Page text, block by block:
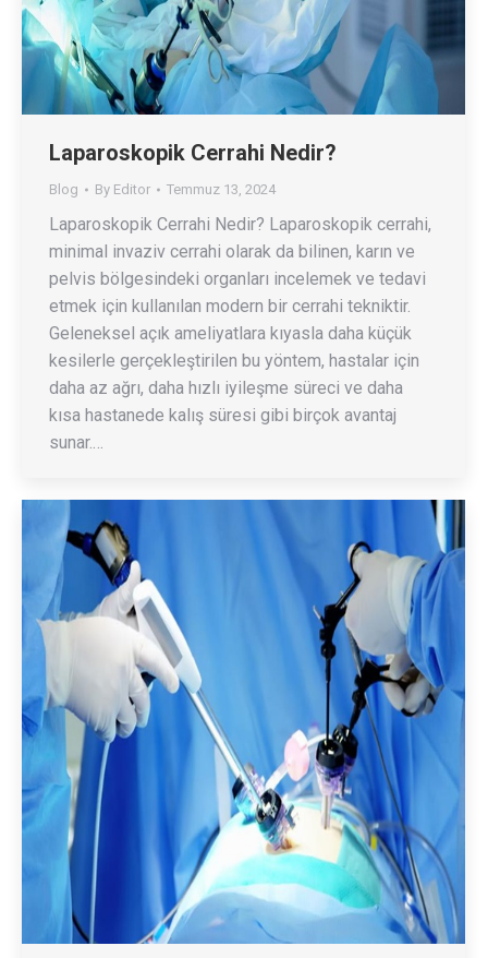
Laparoskopik Cerrahi Nedir?
Blog By Editor Temmuz 13, 2024
Laparoskopik Cerrahi Nedir? Laparoskopik cerrahi,
minimal invaziv cerrahi olarak da bilinen, karın ve
pelvis bölgesindeki organları incelemek ve tedavi
etmek için kullanılan modern bir cerrahi tekniktir.
Geleneksel açık ameliyatlara kıyasla daha küçük
kesilerle gerçekleştirilen bu yöntem, hastalar için
daha az ağrı, daha hızlı iyileşme süreci ve daha
kısa hastanede kalış süresi gibi birçok avantaj
sunar.…